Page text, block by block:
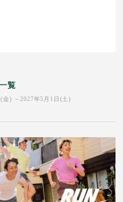
覧
金) ～2027年5月1日(土)